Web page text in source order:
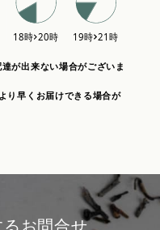
が出来ない場合がございま
り早くお届けできる場合が
お問合せ